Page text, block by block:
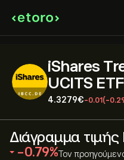
iShares
UCITS ETF
4.3279‎€‎-0.01 (-
Διάγραμμα τιμής
‎-0.79‎ Τον